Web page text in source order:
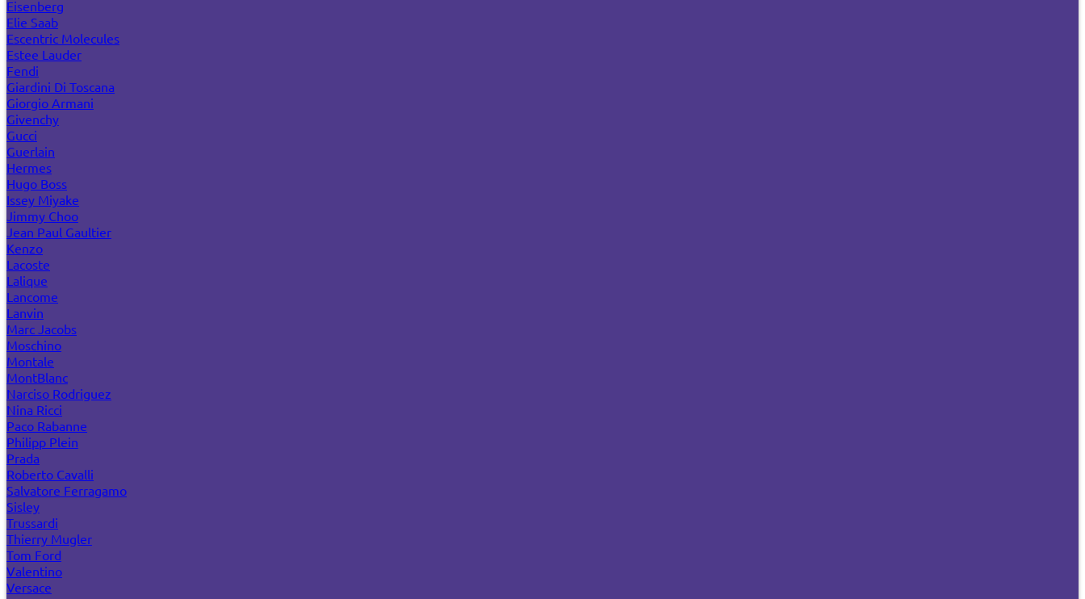
Eisenberg
Elie Saab
Escentric Molecules
Estee Lauder
Fendi
Giardini Di Toscana
Giorgio Armani
Givenchy
Gucci
Guerlain
Hermes
Hugo Boss
Issey Miyake
Jimmy Choo
Jean Paul Gaultier
Kenzo
Lacoste
Lalique
Lancome
Lanvin
Marc Jacobs
Moschino
Montale
MontBlanc
Narciso Rodriguez
Nina Ricci
Paco Rabanne
Philipp Plein
Prada
Roberto Cavalli
Salvatore Ferragamo
Sisley
Trussardi
Thierry Mugler
Tom Ford
Valentino
Versace